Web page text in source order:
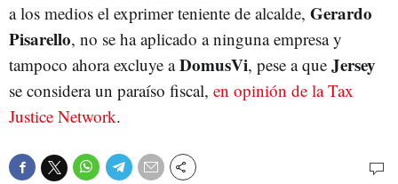
a los medios el exprimer teniente de alcalde, Gerardo
Pisarello, no se ha aplicado a ninguna empresa y
tampoco ahora excluye aDomusVi, pese a que Jersey
se considera un paraíso fiscal, en opinión de la Tax
Justice Network.